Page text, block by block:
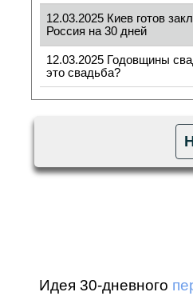
12.03.2025 Киев готов
Россия на 30 дней
12.03.2025 Годовщины
это свадьба?
Идея 30-дневного